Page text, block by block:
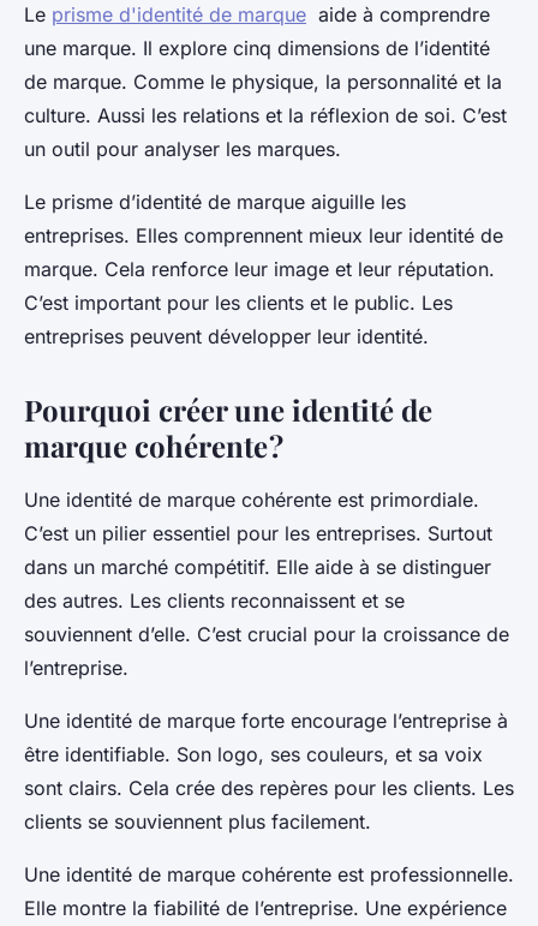
Le prisme d'identité de marque aide à comprendre
une marque. Il explore cinq dimensions de l’identité
de marque. Comme le physique, la personnalité et la
culture. Aussi les relations et la réflexion de soi. C’est
un outil pour analyser les marques.
Le prisme d’identité de marque aiguille les
entreprises. Elles comprennent mieux leur identité de
marque. Cela renforce leur image et leur réputation.
C’est important pour les clients et le public. Les
entreprises peuvent développer leur identité.
Pourquoi créer une identité de
marque cohérente ?
Une identité de marque cohérente est primordiale.
C’est un pilier essentiel pour les entreprises. Surtout
dans un marché compétitif. Elle aide à se distinguer
des autres. Les clients reconnaissent et se
souviennent d’elle. C’est crucial pour la croissance de
l’entreprise.
Une identité de marque forte encourage l’entreprise à
être identifiable. Son logo, ses couleurs, et sa voix
sont clairs. Cela crée des repères pour les clients. Les
clients se souviennent plus facilement.
Une identité de marque cohérente est professionnelle.
Elle montre la fiabilité de l’entreprise. Une expérience